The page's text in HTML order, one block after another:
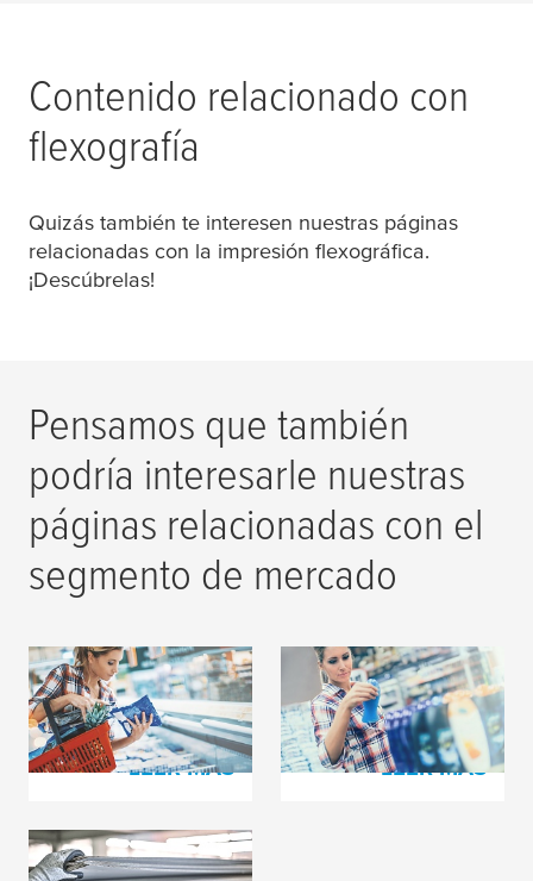
Contenido relacionado con
flexografía
Quizás también te interesen nuestras páginas
relacionadas con la impresión flexográfica.
¡Descúbrelas!
Pensamos que también
podría interesarle nuestras
páginas relacionadas con el
segmento de mercado
Impresión de
empaques flexibles
LEER MÁS
Impresión de
etiquetas
LEER MÁS
Producción de cartón